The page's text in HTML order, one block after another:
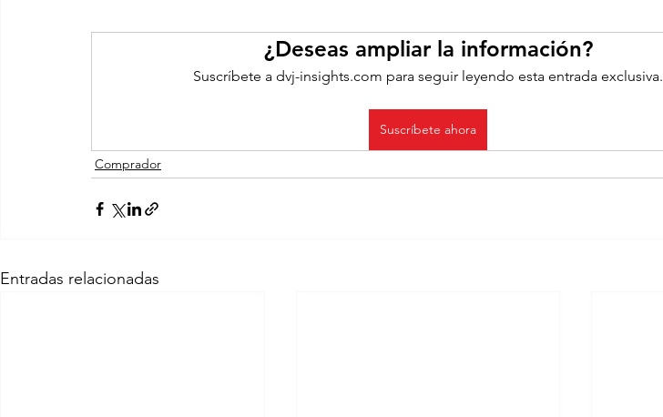
¿Deseas ampliar la información?
Suscríbete a dvj-insights.com para seguir leyendo esta entrada exclusiva.
Suscríbete ahora
Comprador
Entradas relacionadas